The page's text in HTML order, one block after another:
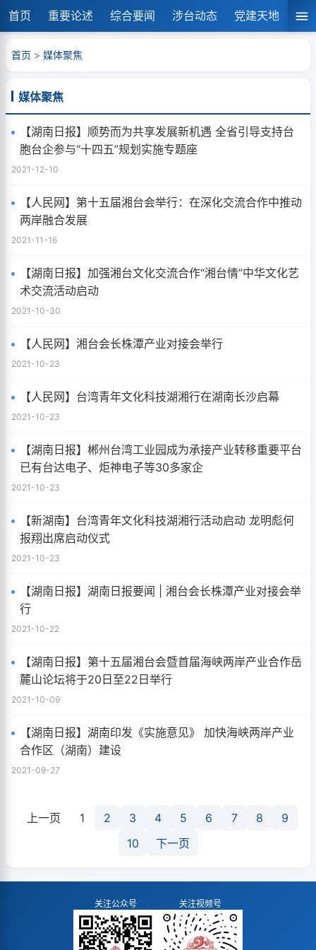
首页 重要论述 综合要闻 涉台动态 党建天地 湘
首页 > 媒体聚焦
媒体聚焦
【湖南日报】顺势而为共享发展新机遇 全省引导支持台
胞台企参与“十四五”规划实施专题座
2021-12-10
【人民网】第十五届湘台会举行：在深化交流合作中推动
两岸融合发展
2021-11-16
【湖南日报】加强湘台文化交流合作“湘台情”中华文化艺
术交流活动启动
2021-10-30
【人民网】湘台会长株潭产业对接会举行
2021-10-23
【人民网】台湾青年文化科技湖湘行在湖南长沙启幕
2021-10-23
【湖南日报】郴州台湾工业园成为承接产业转移重要平台
已有台达电子、炬神电子等30多家企
2021-10-23
【新湖南】台湾青年文化科技湖湘行活动启动 龙明彪何
报翔出席启动仪式
2021-10-23
【湖南日报】湖南日报要闻 | 湘台会长株潭产业对接会举
行
2021-10-22
【湖南日报】第十五届湘台会暨首届海峡两岸产业合作岳
麓山论坛将于20日至22日举行
2021-10-09
【湖南日报】湖南印发《实施意见》 加快海峡两岸产业
合作区（湖南）建设
2021-09-27
上一页 1 2 3 4 5 6 7 8
9
10
下一页
关注公众号 关注视频号